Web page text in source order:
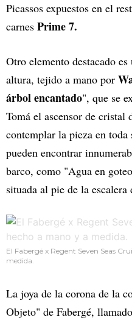
Picassos expuestos en el
carnes Prime 7.
Otro elemento destacado
altura, tejido a mano por
árbol encantado", que se
Tomá el ascensor de cristal
contemplar la pieza en
pueden encontrar
barco, como "Agua en
situada al pie de la escalera
El Fabergé x Regent Seven Seas
medida.
La joya de la corona de la
Objeto" de Fabergé,